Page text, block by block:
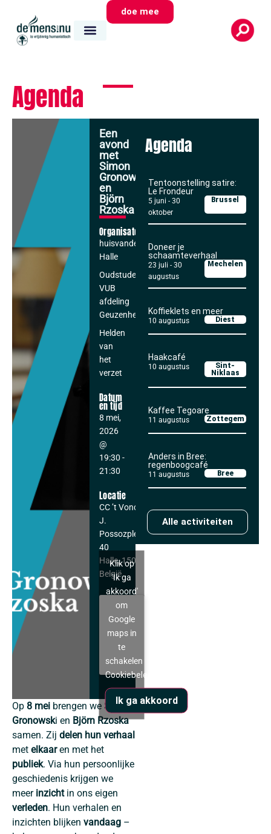
doe mee
Agenda
Een
avond
met
Simon
Gronowski
en
Björn
Rzoska
Organisator
huisvandeMens
Halle
Oudstudentenbond
VUB
afdeling
Geuzenheuvels
Helden
van
het
verzet
Datum
en tijd
8 mei,
2026
@
19:30 -
21:30
Locatie
CC ’t Vondel
J.
Possozplein
40
Halle,1500
België
Klik op
'Ik ga
akkoord'
om
Google
maps in
te
schakelen
Cookiebeleid
Ik ga akkoord
Op 8 mei brengen we Simon
Gronowski en Björn Rzoska
samen. Zij delen hun verhaal
met elkaaren met het
publiek. Via hun persoonlijke
geschiedenis krijgen we
meer inzichtin ons eigen
verleden. Hun verhalen en
inzichten blijken vandaag –
Agenda
Tentoonstelling satire:
Le Frondeur
5 juni - 30
oktober
Brussel
Doneer je
schaamteverhaal
23 juli - 30
augustus
Mechelen
Koffieklets en meer
10 augustus Diest
Haakcafé
10 augustus
Sint-
Niklaas
Kaffee Tegoare
11 augustus Zottegem
Anders in Bree:
regenboogcafé
11 augustus Bree
Alle activiteiten